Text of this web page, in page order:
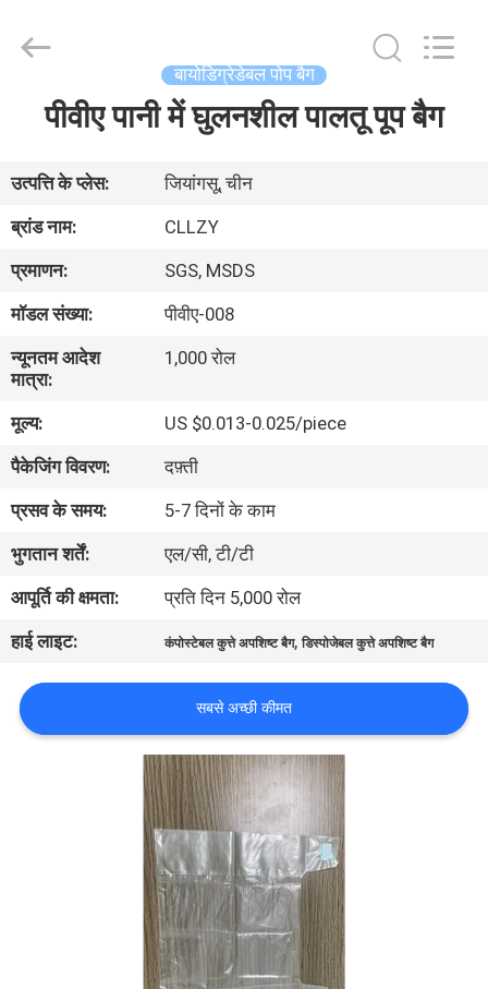
उत्पाद
हमारे
बारे
का
दौरा
गुणवत्ता
नियंत्रण
समाचार
उद्धरण
Materials
Reserved.
बायोडिग्रेडेबल पोप बैग
पीवीए पानी में घुलनशील पालतू पूप बैग
उत्पत्ति के प्लेस:
जियांगसू, चीन
ब्रांड नाम:
CLLZY
प्रमाणन:
SGS, MSDS
मॉडल संख्या:
पीवीए-008
न्यूनतम आदेश
मात्रा:
1,000 रोल
मूल्य:
US $0.013-0.025/piece
पैकेजिंग विवरण:
दफ़्ती
प्रसव के समय:
5-7 दिनों के काम
भुगतान शर्तें:
एल/सी, टी/टी
आपूर्ति की क्षमता:
प्रति दिन 5,000 रोल
हाई लाइट:
कंपोस्टेबल कुत्ते अपशिष्ट बैग,डिस्पोजेबल कुत्ते अपशिष्ट बैग
सबसे अच्छी कीमत